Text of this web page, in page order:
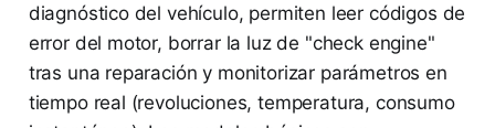
diagnóstico del vehículo, permiten leer códigos de
error del motor, borrar la luz de "check engine"
tras una reparación y monitorizar parámetros en
tiempo real (revoluciones, temperatura, consumo